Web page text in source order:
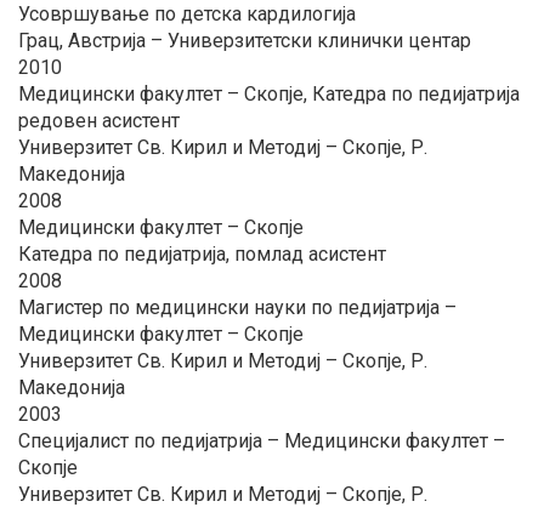
Усовршување по детска кардилогија
Грац, Австрија – Универзитетски клинички центар
2010
Медицински факултет – Скопје, Катедра по педијатрија
редовен асистент
Универзитет Св. Кирил и Методиј – Скопје, Р.
Македонија
2008
Медицински факултет – Скопје
Катедра по педијатрија, помлад асистент
2008
Магистер по медицински науки по педијатрија –
Медицински факултет – Скопје
Универзитет Св. Кирил и Методиј – Скопје, Р.
Македонија
2003
Специјалист по педијатрија – Медицински факултет –
Скопје
Универзитет Св. Кирил и Методиј – Скопје, Р.